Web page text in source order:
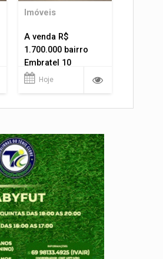
Imóveis
A venda R$
1.700.000 bairro
Embratel 10
apartamentos!
Hoje